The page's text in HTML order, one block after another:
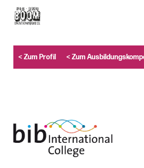
content
< Zum Profil < Zum